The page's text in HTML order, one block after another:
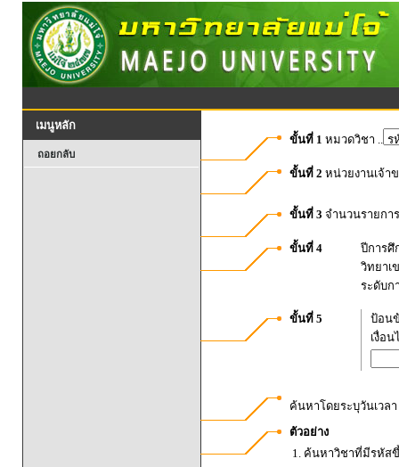
เมนูหลัก
ถอยกลับ
ขั้นที่ 1 หมวดวิชา ..
ขั้นที่ 2 หน่วยงานเจ้า
ขั้นที่ 3 จำนวนรายก
ขั้นที่ 4
ปีการศึ
วิทยาเ
ระดับก
ขั้นที่ 5
ป้อน
เงื่อน
ค้นหาโดยระบุวันเวล
ตัวอย่าง
1. ค้นหาวิชาที่มีรหัส